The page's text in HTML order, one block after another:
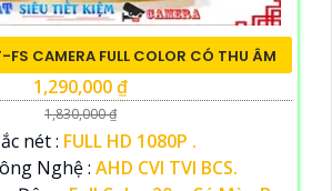
CAMERA FULL COLOR CÓ THU ÂM
1,290,000 ₫
1,830,000 ₫
nét : FULL HD 1080P .
Nghệ : AHD CVI TVI BCS.